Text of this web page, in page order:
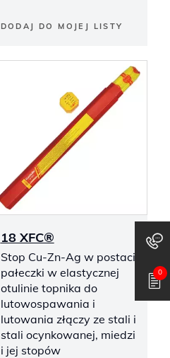
0
DODAJ DO MOJEJ LISTY
18 XFC®
Stop Cu-Zn-Ag w postaci
pałeczki w elastycznej
otulinie topnika do
lutowospawania i
lutowania złączy ze stali i
stali ocynkowanej, miedzi
i jej stopów